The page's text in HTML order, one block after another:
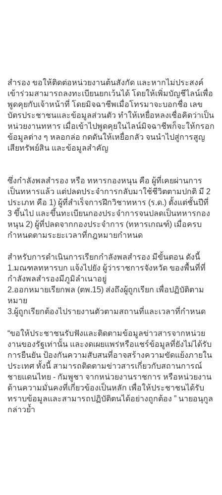
สำรอง ขอให้ติดต่อหน่วยงานต้นสังกัด และหากไม่ประสงค์
เข้าร่วมสามารถลงทะเบียนยกเว้นได้ โดยให้เพิ่มบัญชีไลน์เพื่อ
พูดคุยกับเจ้าหน้าที่ โดยมิจฉาชีพเมื่อโทรมาจะบอกชื่อ เลข
บัตรประชาชนและข้อมูลส่วนตัว ทำให้เหยื่อหลงเชื่อคิดว่าเป็น
หน่วยงานทหาร เมื่อเข้าไปพูดคุยในไลน์มิจฉาชีพก็จะให้กรอก
ข้อมูลต่าง ๆ หลอกล่อ กดดันให้เหยื่อกลัว จนนำไปสู่การสูญ
เสียทรัพย์สิน และข้อมูลสำคัญ
ซึ่งกำลังพลสำรอง หรือ ทหารกองหนุน คือ ผู้ที่เคยผ่านการ
เป็นทหารแล้ว แต่ปลดประจำการกลับมาใช้ชีวิตตามปกติ มี 2
ประเภท คือ 1) ผู้ที่สำเร็จการฝึกวิชาทหาร (ร.ด.) ตั้งแต่ชั้นปีที่
3 ขึ้นไป และขึ้นทะเบียนกองประจำการจนปลดเป็นทหารกอง
หนุน 2) ผู้ที่ปลดจากกองประจำการ (ทหารเกณฑ์) เมื่อครบ
กำหนดตามระยะเวลาที่กฎหมายกำหนด
สำหรับการดำเนินการเรียกกำลังพลสำรอง มีขั้นตอน ดังนี้
1.มณฑลทหารบก แจ้งไปยัง ผู้ว่าราชการจังหวัด ของพื้นที่ที่
กำลังพลสำรองมีภูมิลำเนาอยู่
2.ออกหมายเรียกพล (ตพ.15) ส่งถึงผู้ถูกเรียก เพื่อปฏิบัติตาม
หมาย
3.ผู้ถูกเรียกต้องไปรายงานตัวตามสถานที่และเวลาที่กำหนด
“ขอให้ประชาชนรับฟังและติดตามข้อมูลข่าวสารจากหน่วย
งานของรัฐเท่านั้น และงดเผยแพร่หรือแชร์ข้อมูลที่ยังไม่ได้รับ
การยืนยัน ป้องกันความสับสนที่อาจสร้างความขัดแย้งภายใน
ประเทศ ทั้งนี้ สามารถติดตามข่าวสารเกี่ยวกับสถานการณ์
ชายแดนไทย - กัมพูชา จากหน่วยงานราชการ หรือหน่วยงาน
ด้านความมั่นคงที่เกี่ยวข้องเป็นหลัก เพื่อให้ประชาชนได้รับ
ทราบข้อมูลและสามารถปฏิบัติตนได้อย่างถูกต้อง ” นายอนุกูล
กล่าวย้ำ